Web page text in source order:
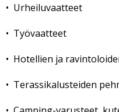
• Urheiluvaatteet
• Työvaatteet
• Hotellien ja
• Terassikalusteiden